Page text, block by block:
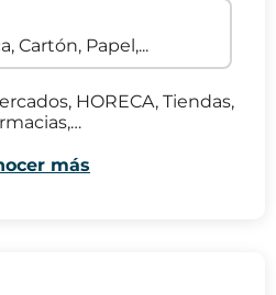
Cartón, Papel,...
HORECA, Tiendas,
más